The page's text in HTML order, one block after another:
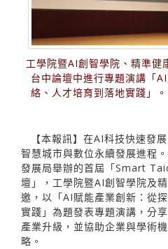
工學院暨AI創智學院、精準健
台中論壇中進行專題演講「
絡、人才培育到落地實踐」
【本報訊】在AI科技快速發
智慧城市與數位永續發展進程
發展局舉辦的首屆「Smart
壇」，工學院暨AI創智學院及
邀，以「AI賦能產業創新：從
實踐」為題發表專題演講，分
產業升級，並協助企業與學術
略。